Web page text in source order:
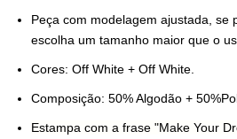
Peça com modelagem ajustada, se
escolha um tamanho maior que o
Cores: Off White + Off White.
Composição: 50% Algodão +
Estampa com a frase "Make Your